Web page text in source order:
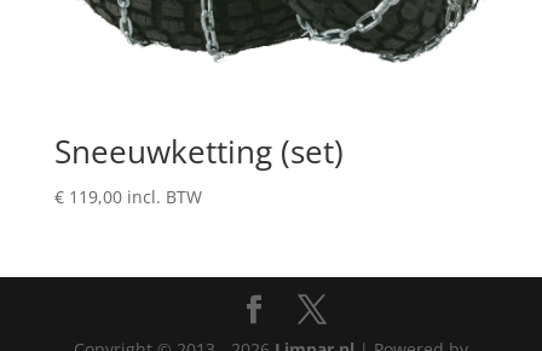
Sneeuwketting (set)
€119,00 incl. BTW